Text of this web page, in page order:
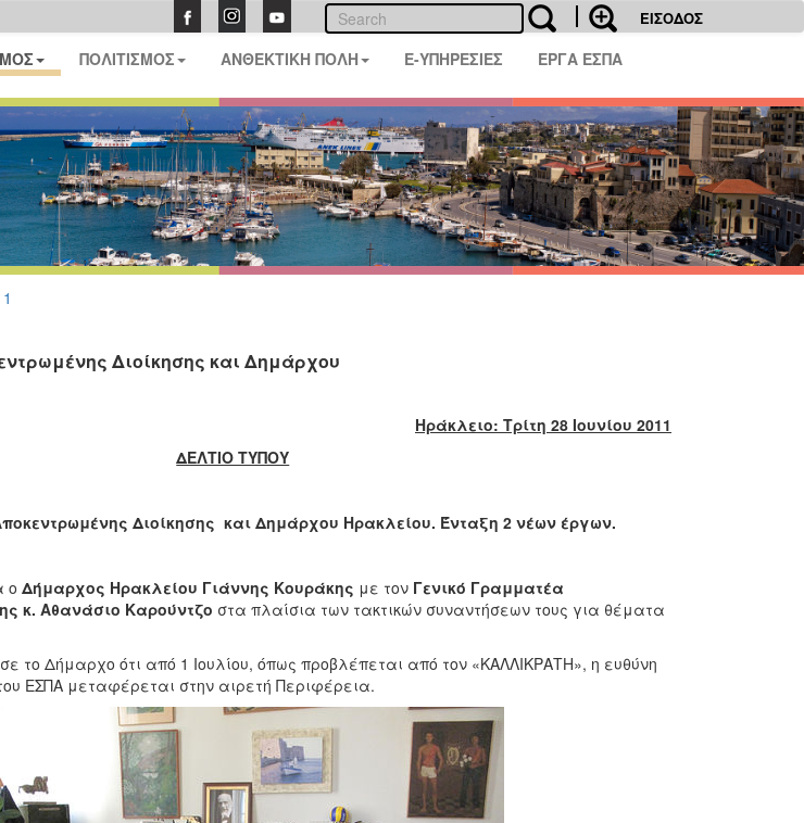
ΕΙΣΟΔΟΣ
ΠΟΛΙΤΙΣΜΟΣ ΑΝΘΕΚΤΙΚΗ ΠΟΛΗ E-ΥΠΗΡΕΣΙΕΣ ΕΡΓΑ ΕΣΠΑ
Διοίκησης και Δημάρχου
Ηράκλειο: Τρίτη 28 Ιουνίου 2011
ΔΕΛΤΙΟ ΤΥΠΟΥ
Διοίκησης και Δημάρχου Ηρακλείου. Ένταξη 2 νέων έργων.
ο Δήμαρχος Ηρακλείου Γιάννης Κουράκης με τον Γενικό Γραμματέα
κ. Αθανάσιο Καρούντζο στα πλαίσια των τακτικών συναντήσεων τους για θέματα
το Δήμαρχο ότι από 1 Ιουλίου, όπως προβλέπεται από τον «ΚΑΛΛΙΚΡΑΤΗ», η ευθύνη
ΕΣΠΑ μεταφέρεται στην αιρετή Περιφέρεια.